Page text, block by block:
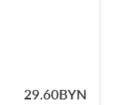
29.60BYN